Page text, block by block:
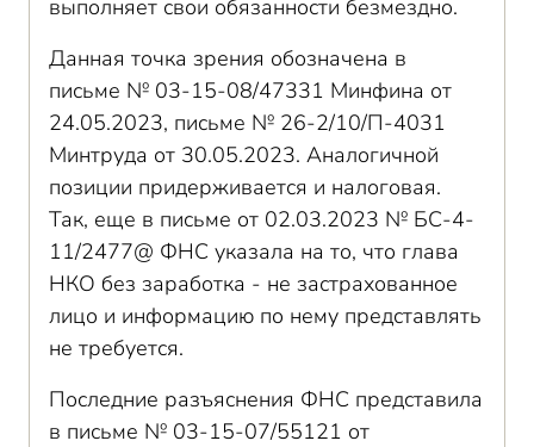
выполняет свои обязанности безмездно.
Данная точка зрения обозначена в
письме № 03-15-08/47331 Минфина от
24.05.2023, письме № 26-2/10/П-4031
Минтруда от 30.05.2023. Аналогичной
позиции придерживается и налоговая.
Так, еще в письме от 02.03.2023 № БС-4-
11/2477@ ФНС указала на то, что глава
НКО без заработка - не застрахованное
лицо и информацию по нему представлять
не требуется.
Последние разъяснения ФНС представила
в письме № 03-15-07/55121 от